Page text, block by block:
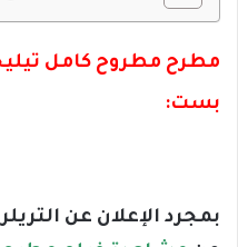
مطرح مطروح كامل
بست:
بمجرد الإعلان عن